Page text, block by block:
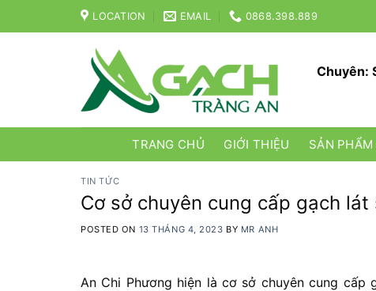
to
LOCATION EMAIL 0868.398.889
Chuyên:
TRANG CHỦ GIỚI THIỆU SẢN PHẨM
TIN TỨC
Cơ sở chuyên cung cấp gạch
POSTED ON 13 THÁNG 4, 2023 BY MR ANH
An Chi Phương hiện là cơ sở chuyên cung cấp